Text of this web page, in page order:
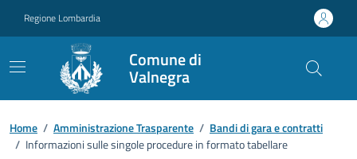
Regione Lombardia
Comune di
Valnegra
Home / Amministrazione Trasparente / Bandi di gara e contratti
/ Informazioni sulle singole procedure in formato tabellare